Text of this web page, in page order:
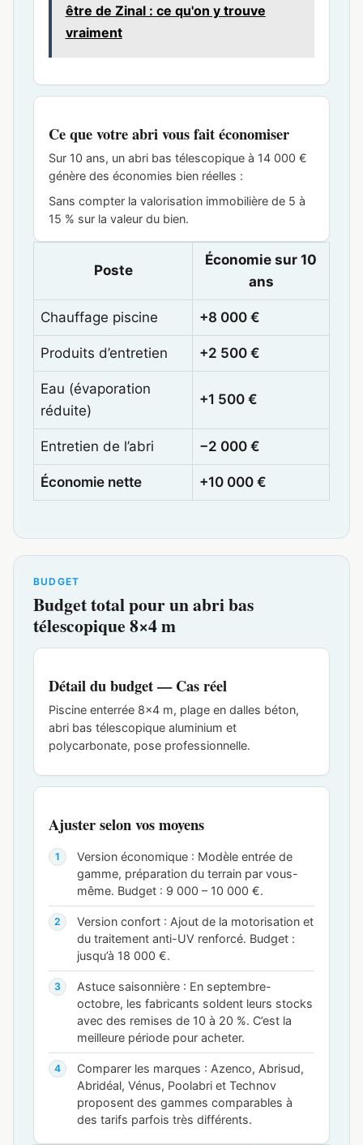
être de Zinal : ce qu'on y trouve
vraiment
Ce que votre abri vous fait économiser
Sur 10 ans, un abri bas télescopique à 14 000 €
génère des économies bien réelles :
Sans compter la valorisation immobilière de 5 à
15 % sur la valeur du bien.
Poste
Économie sur 10
ans
Chauffage piscine +8 000 €
Produits d’entretien +2 500 €
Eau (évaporation
réduite)
+1 500 €
Entretien de l’abri −2 000 €
Économie nette +10 000 €
BUDGET
Budget total pour un abri bas
télescopique 8×4 m
Détail du budget — Cas réel
Piscine enterrée 8×4 m, plage en dalles béton,
abri bas télescopique aluminium et
polycarbonate, pose professionnelle.
Ajuster selon vos moyens
Version économique : Modèle entrée de
gamme, préparation du terrain par vous-
même. Budget : 9 000 – 10 000 €.
Version confort : Ajout de la motorisation et
du traitement anti-UV renforcé. Budget :
jusqu’à 18 000 €.
Astuce saisonnière : En septembre-
octobre, les fabricants soldent leurs stocks
avec des remises de 10 à 20 %. C’est la
meilleure période pour acheter.
Comparer les marques : Azenco, Abrisud,
Abridéal, Vénus, Poolabri et Technov
proposent des gammes comparables à
des tarifs parfois très différents.